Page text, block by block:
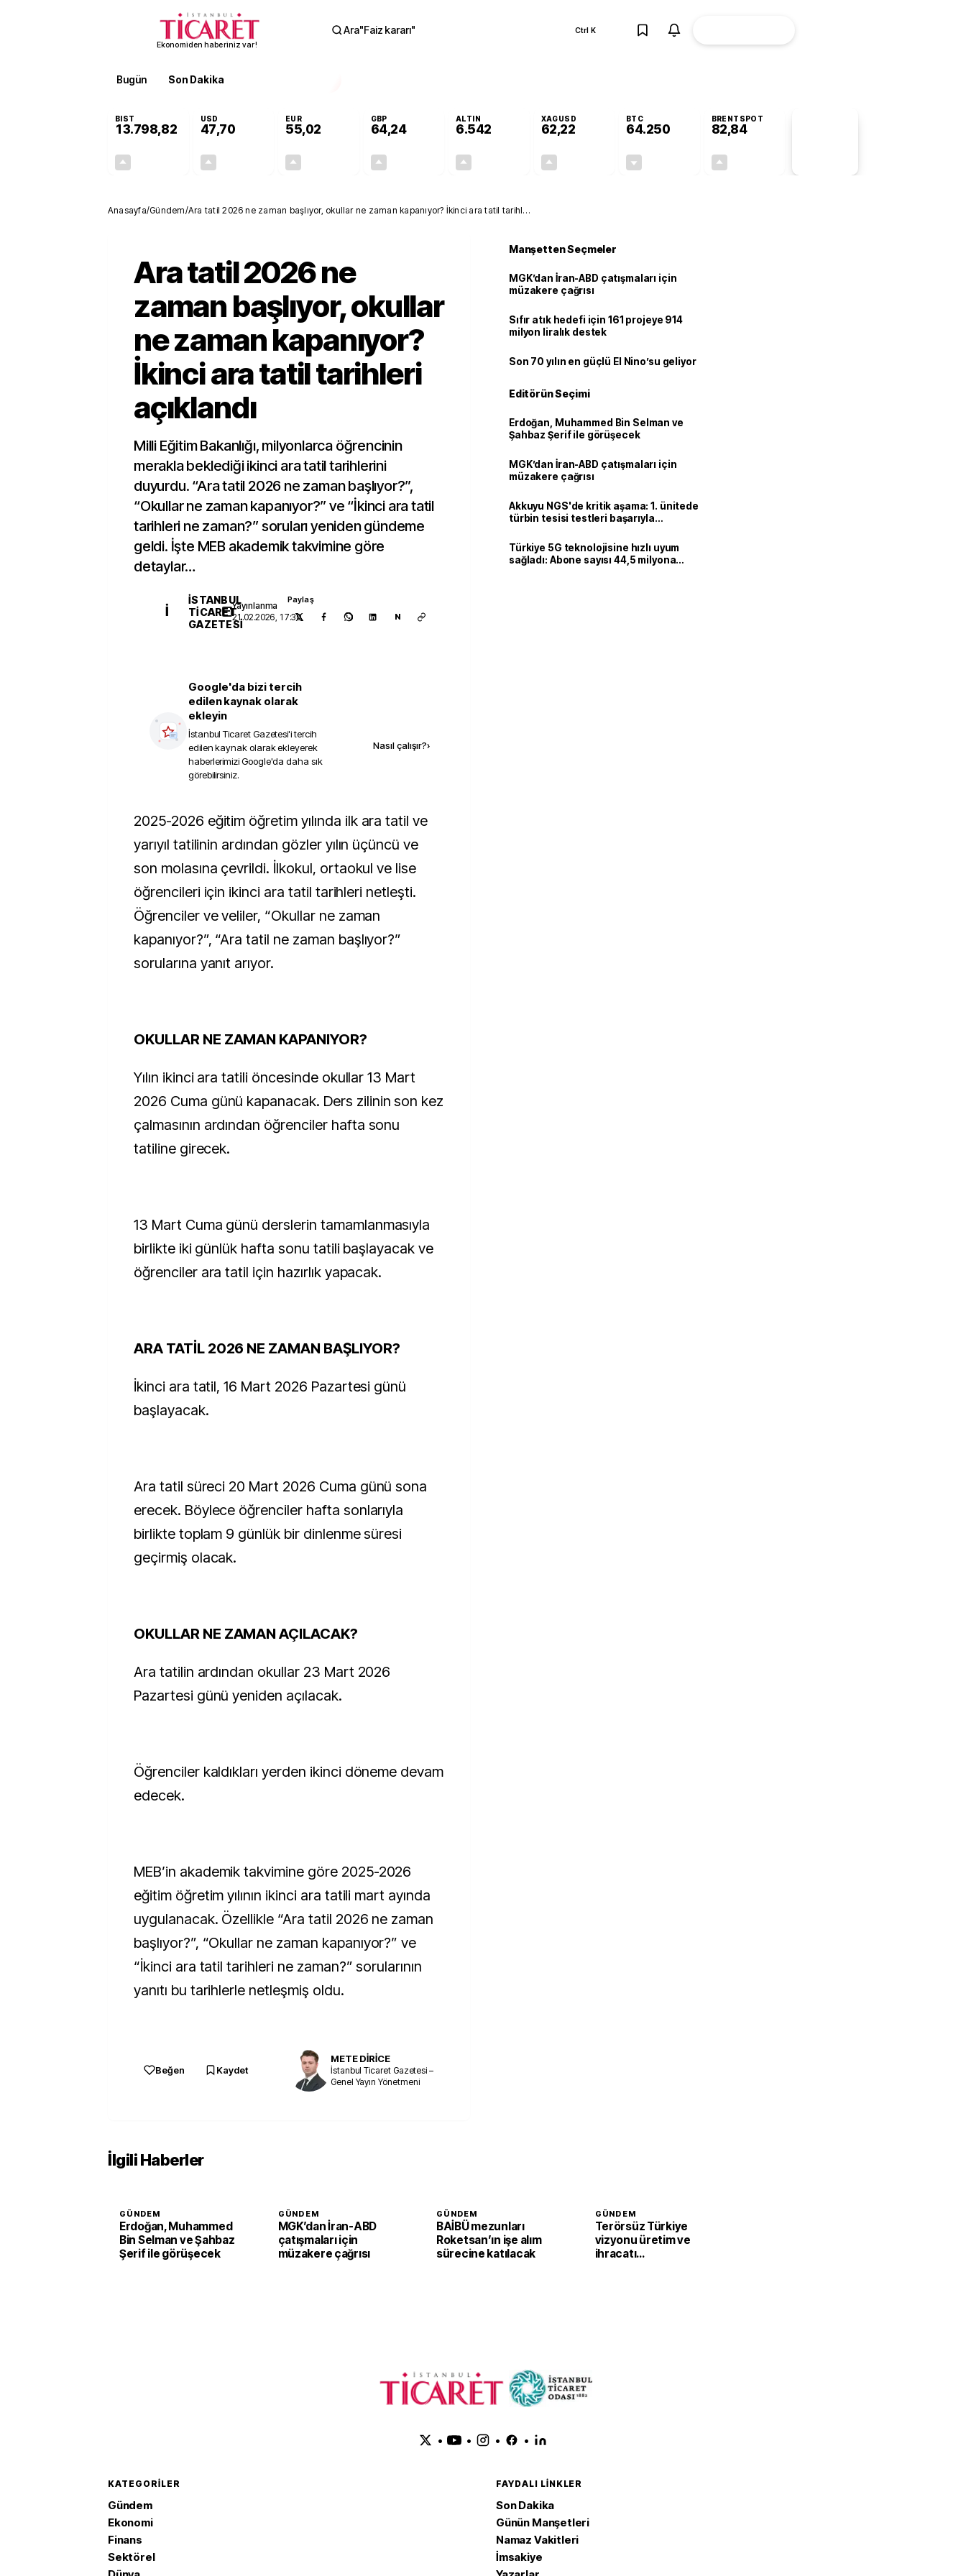
Ekonomiden haberiniz var!
Ara"Faiz kararı" Ctrl K
Bugün Son Dakika
BIST
13.798,82
USD
47,70
EUR
55,02
GBP
64,24
ALTIN
6.542
XAGUSD
62,22
BTC
64.250
BRENTSPOT
82,84
Anasayfa/Gündem/Ara tatil 2026 ne zaman başlıyor, okullar ne zaman kapanıyor? İkinci ara tatil tarihleri
Ara tatil 2026 ne
zaman başlıyor, okullar
ne zaman kapanıyor?
İkinci ara tatil tarihleri
açıklandı
Milli Eğitim Bakanlığı, milyonlarca öğrencinin
merakla beklediği ikinci ara tatil tarihlerini
duyurdu. “Ara tatil 2026 ne zaman başlıyor?”,
“Okullar ne zaman kapanıyor?” ve “İkinci ara tatil
tarihleri ne zaman?” soruları yeniden gündeme
geldi. İşte MEB akademik takvimine göre
detaylar…
İ
İSTANBUL
TICARET
GAZETESI
Yayınlanma
21.02.2026, 17:30
Paylaş
N
Google'da bizi tercih
edilen kaynak olarak
ekleyin
İstanbul Ticaret Gazetesi'i tercih
edilen kaynak olarak ekleyerek
haberlerimizi Google'da daha sık
görebilirsiniz.
Nasıl çalışır?›
2025-2026 eğitim öğretim yılında ilk ara tatil ve
yarıyıl tatilinin ardından gözler yılın üçüncü ve
son molasına çevrildi. İlkokul, ortaokul ve lise
öğrencileri için ikinci ara tatil tarihleri netleşti.
Öğrenciler ve veliler, “Okullar ne zaman
kapanıyor?”, “Ara tatil ne zaman başlıyor?”
sorularına yanıt arıyor.
OKULLAR NE ZAMAN KAPANIYOR?
Yılın ikinci ara tatili öncesinde okullar 13 Mart
2026 Cuma günü kapanacak. Ders zilinin son kez
çalmasının ardından öğrenciler hafta sonu
tatiline girecek.
13 Mart Cuma günü derslerin tamamlanmasıyla
birlikte iki günlük hafta sonu tatili başlayacak ve
öğrenciler ara tatil için hazırlık yapacak.
ARA TATİL 2026 NE ZAMAN BAŞLIYOR?
İkinci ara tatil, 16 Mart 2026 Pazartesi günü
başlayacak.
Ara tatil süreci 20 Mart 2026 Cuma günü sona
erecek. Böylece öğrenciler hafta sonlarıyla
birlikte toplam 9 günlük bir dinlenme süresi
geçirmiş olacak.
OKULLAR NE ZAMAN AÇILACAK?
Ara tatilin ardından okullar 23 Mart 2026
Pazartesi günü yeniden açılacak.
Öğrenciler kaldıkları yerden ikinci döneme devam
edecek.
MEB’in akademik takvimine göre 2025-2026
eğitim öğretim yılının ikinci ara tatili mart ayında
uygulanacak. Özellikle “Ara tatil 2026 ne zaman
başlıyor?”, “Okullar ne zaman kapanıyor?” ve
“İkinci ara tatil tarihleri ne zaman?” sorularının
yanıtı bu tarihlerle netleşmiş oldu.
Beğen Kaydet
METE DİRİCE
İstanbul Ticaret Gazetesi –
Genel Yayın Yönetmeni
Manşetten Seçmeler
MGK’dan İran-ABD çatışmaları için
müzakere çağrısı
Sıfır atık hedefi için 161 projeye 914
milyon liralık destek
Son 70 yılın en güçlü El Nino’su geliyor
Editörün Seçimi
Erdoğan, Muhammed Bin Selman ve
Şahbaz Şerif ile görüşecek
MGK’dan İran-ABD çatışmaları için
müzakere çağrısı
Akkuyu NGS'de kritik aşama: 1. ünitede
türbin tesisi testleri başarıyla
Türkiye 5G teknolojisine hızlı uyum
sağladı: Abone sayısı 44,5 milyona
İlgili Haberler
GÜNDEM
Erdoğan, Muhammed
Bin Selman ve Şahbaz
Şerif ile görüşecek
GÜNDEM
MGK’dan İran-ABD
çatışmaları için
müzakere çağrısı
GÜNDEM
BAİBÜ mezunları
Roketsan’ın işe alım
sürecine katılacak
GÜNDEM
Terörsüz Türkiye
vizyonu üretim ve
ihracatı
• • • •
KATEGORILER
Gündem
Ekonomi
Finans
Sektörel
FAYDALI LINKLER
Son Dakika
Günün Manşetleri
Namaz Vakitleri
İmsakiye